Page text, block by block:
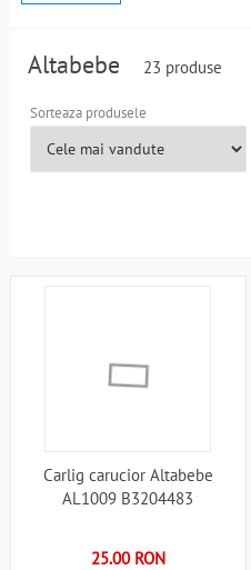
Altabebe 23 produse
Sorteaza produsele
Carlig carucior Altabebe
AL1009 B3204483
25.00 RON